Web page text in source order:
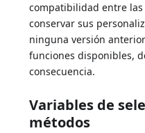
compatibilidad entre
conservar sus
ninguna versión
funciones disponibles,
consecuencia.
Variables de
métodos